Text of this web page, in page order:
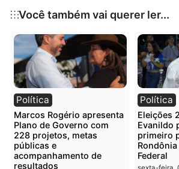
Publicidade
Categorias
Política
Você também vai querer